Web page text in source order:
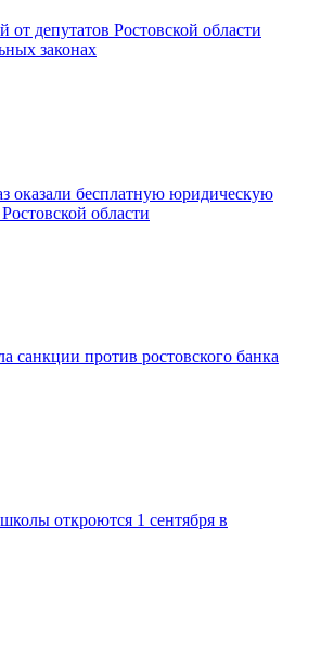
от депутатов Ростовской области
законах
оказали бесплатную юридическую
области
санкции против ростовского банка
откроются 1 сентября в